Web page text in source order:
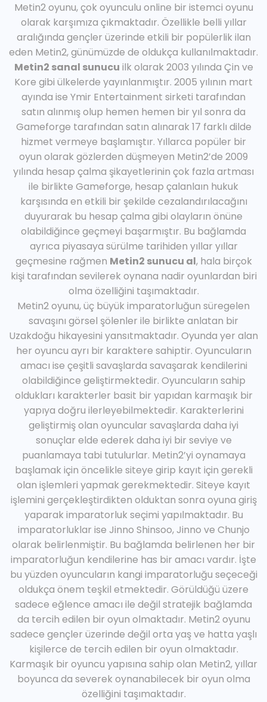
Metin2 oyunu, çok oyunculu online bir istemci oyunu
olarak karşımıza çıkmaktadır. Özellikle belli yıllar
aralığında gençler üzerinde etkili bir popülerlik ilan
eden Metin2, günümüzde de oldukça kullanılmaktadır.
Metin2 sanal sunucu ilk olarak 2003 yılında Çin ve
Kore gibi ülkelerde yayınlanmıştır. 2005 yılının mart
ayında ise Ymir Entertainment sirketi tarafından
satın alınmış olup hemen hemen bir yıl sonra da
Gameforge tarafından satın alınarak 17 farklı dilde
hizmet vermeye başlamıştır. Yıllarca popüler bir
oyun olarak gözlerden düşmeyen Metin2’de 2009
yılında hesap çalma şikayetlerinin çok fazla artması
ile birlikte Gameforge, hesap çalanlaın hukuk
karşısında en etkili bir şekilde cezalandırılacağını
duyurarak bu hesap çalma gibi olayların önüne
olabildiğince geçmeyi başarmıştır. Bu bağlamda
ayrıca piyasaya sürülme tarihiden yıllar yıllar
geçmesine rağmen Metin2 sunucu al, hala birçok
kişi tarafından sevilerek oynana nadir oyunlardan biri
olma özelliğini taşımaktadır.
Metin2 oyunu, üç büyük imparatorluğun süregelen
savaşını görsel şölenler ile birlikte anlatan bir
Uzakdoğu hikayesini yansıtmaktadır. Oyunda yer alan
her oyuncu ayrı bir karaktere sahiptir. Oyuncuların
amacı ise çeşitli savaşlarda savaşarak kendilerini
olabildiğince geliştirmektedir. Oyuncuların sahip
oldukları karakterler basit bir yapıdan karmaşık bir
yapıya doğru ilerleyebilmektedir. Karakterlerini
geliştirmiş olan oyuncular savaşlarda daha iyi
sonuçlar elde ederek daha iyi bir seviye ve
puanlamaya tabi tutulurlar. Metin2’yi oynamaya
başlamak için öncelikle siteye girip kayıt için gerekli
olan işlemleri yapmak gerekmektedir. Siteye kayıt
işlemini gerçekleştirdikten olduktan sonra oyuna giriş
yaparak imparatorluk seçimi yapılmaktadır. Bu
imparatorluklar ise Jinno Shinsoo, Jinno ve Chunjo
olarak belirlenmiştir. Bu bağlamda belirlenen her bir
imparatorluğun kendilerine has bir amacı vardır. İşte
bu yüzden oyuncuların kangi imparatorluğu seçeceği
oldukça önem teşkil etmektedir. Görüldüğü üzere
sadece eğlence amacı ile değil stratejik bağlamda
da tercih edilen bir oyun olmaktadır. Metin2 oyunu
sadece gençler üzerinde değil orta yaş ve hatta yaşlı
kişilerce de tercih edilen bir oyun olmaktadır.
Karmaşık bir oyuncu yapısına sahip olan Metin2, yıllar
boyunca da severek oynanabilecek bir oyun olma
özelliğini taşımaktadır.